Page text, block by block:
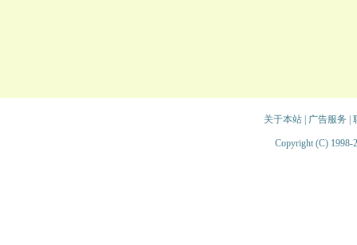
关于本站| 广告服务
Copyright (C) 1998-